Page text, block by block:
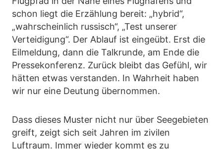
schon liegt die Erzählung bereit: „hybrid“,
„wahrscheinlich russisch“, „Test unserer
Verteidigung“. Der Ablauf ist eingeübt. Erst die
Eilmeldung, dann die Talkrunde, am Ende die
Pressekonferenz. Zurück bleibt das Gefühl, wir
hätten etwas verstanden. In Wahrheit haben
wir nur eine Deutung übernommen.
Dass dieses Muster nicht nur über Seegebieten
greift, zeigt sich seit Jahren im zivilen
Luftraum. Immer wieder kommt es zu